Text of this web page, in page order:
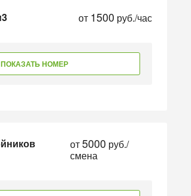
от 1500 руб./час
ПОКАЗАТЬ НОМЕР
от5000 руб./
смена